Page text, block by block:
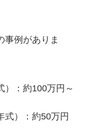
事例がありま
）：約100万円～
式）：約50万円